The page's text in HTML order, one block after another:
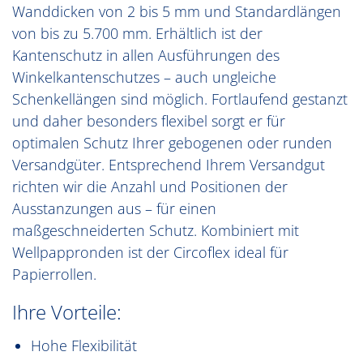
Wanddicken von 2 bis 5 mm und Standardlängen
von bis zu 5.700 mm. Erhältlich ist der
Kantenschutz in allen Ausführungen des
Winkelkantenschutzes – auch ungleiche
Schenkellängen sind möglich. Fortlaufend gestanzt
und daher besonders flexibel sorgt er für
optimalen Schutz Ihrer gebogenen oder runden
Versandgüter. Entsprechend Ihrem Versandgut
richten wir die Anzahl und Positionen der
Ausstanzungen aus – für einen
maßgeschneiderten Schutz. Kombiniert mit
Wellpappronden ist der Circoflex ideal für
Papierrollen.
Ihre Vorteile:
Hohe Flexibilität